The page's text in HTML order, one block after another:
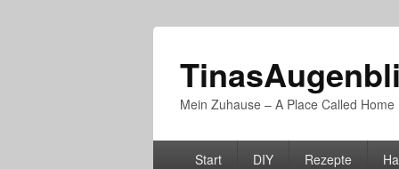
Mein Zuhause – A Place Called Home
PrimäresStart DIY Rezepte